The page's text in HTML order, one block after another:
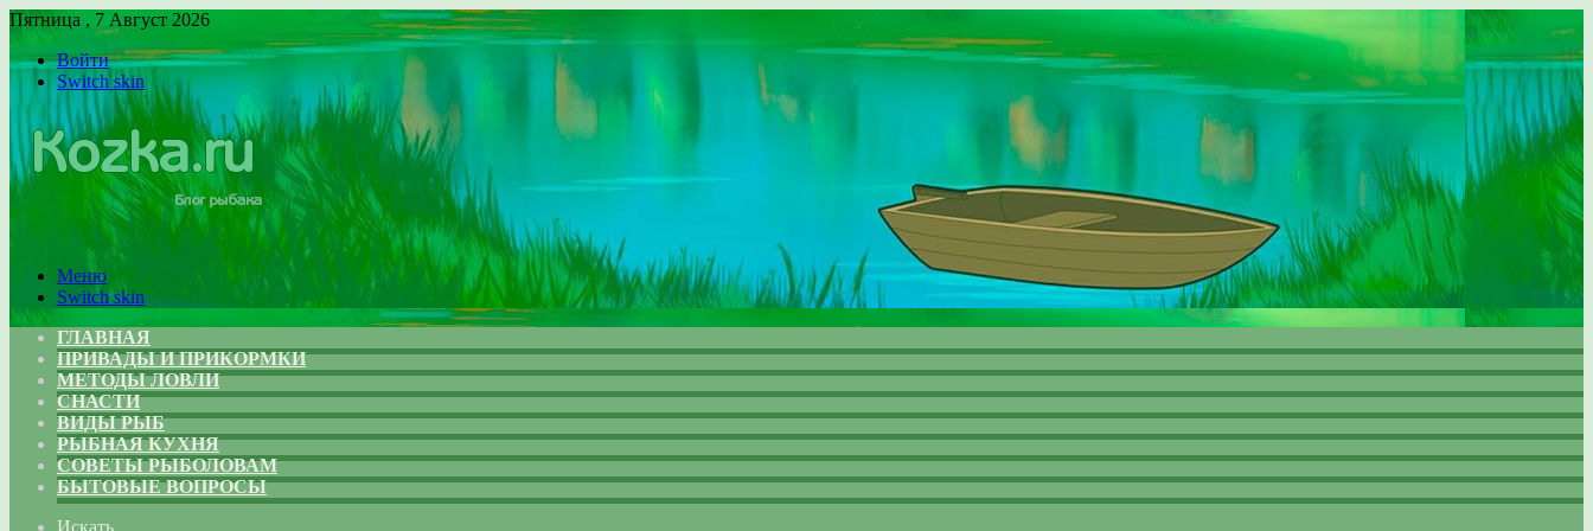
Пятница , 7 Август 2026
Войти
Switch skin
Меню
Switch skin
ГЛАВНАЯ
ПРИВАДЫ И ПРИКОРМКИ
МЕТОДЫ ЛОВЛИ
СНАСТИ
ВИДЫ РЫБ
РЫБНАЯ КУХНЯ
СОВЕТЫ РЫБОЛОВАМ
БЫТОВЫЕ ВОПРОСЫ
Искать